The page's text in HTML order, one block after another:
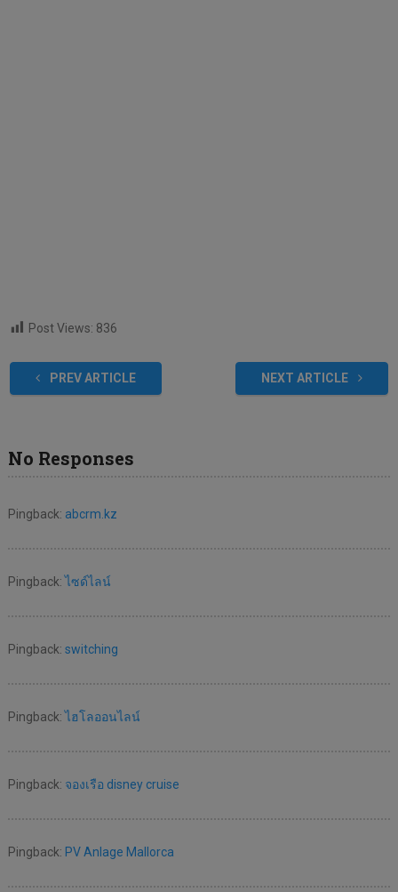
Post Views: 836
PREV ARTICLE NEXT ARTICLE
No Responses
Pingback: abcrm.kz
Pingback:ไซด์ไลน์
Pingback: switching
Pingback:ไฮโลออนไลน์
Pingback: จองเรือ disney cruise
Pingback: PV Anlage Mallorca